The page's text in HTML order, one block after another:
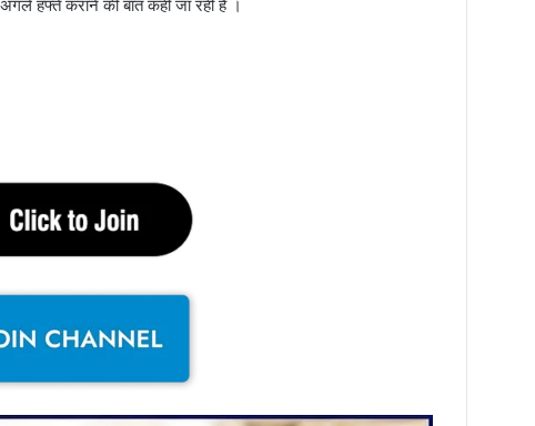
अगले हफ्ते कराने की बात कही जा रही है ।